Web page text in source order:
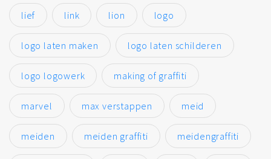
lief link lion logo
logo laten maken logo laten schilderen
logo logowerk making of graffiti
marvel max verstappen meid
meiden meiden graffiti meidengraffiti